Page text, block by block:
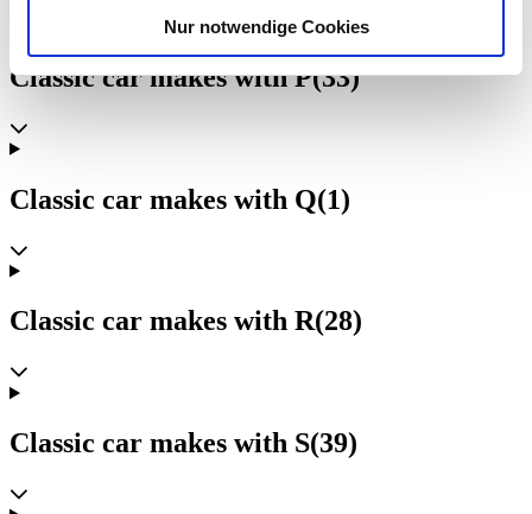
Verwendung unserer Website an unsere Partner für
soziale Medien, Werbung und Analysen weiter. Unsere
Partner führen diese Informationen möglicherweise mit
Nur notwendige Cookies
Classic car makes with P(33)
Classic car makes with Q(1)
Classic car makes with R(28)
Classic car makes with S(39)